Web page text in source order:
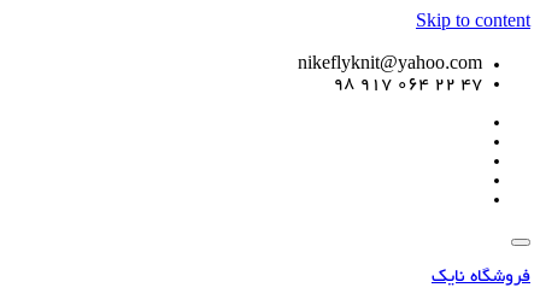
Skip to content
nikeflyknit@yahoo.com
47 22 064 917 98
فروشگاه نایک